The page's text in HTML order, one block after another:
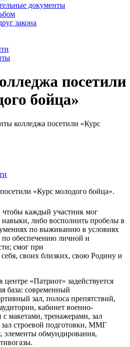
документы
закона
посетили
бойца»
колледжа посетили «Курс
«Курс молодого бойца».
каждый участник мог
либо восполнить пробелы в
по выживанию в условиях
обеспечению личной и
смог при
своих близких, свою Родину и
центре «Патриот» задействуется
база: современный
зал, полоса препятствий,
кабинет военно-
макетами, тренажерами, зал
зал строевой подготовки, ММГ
элементы обмундирования,